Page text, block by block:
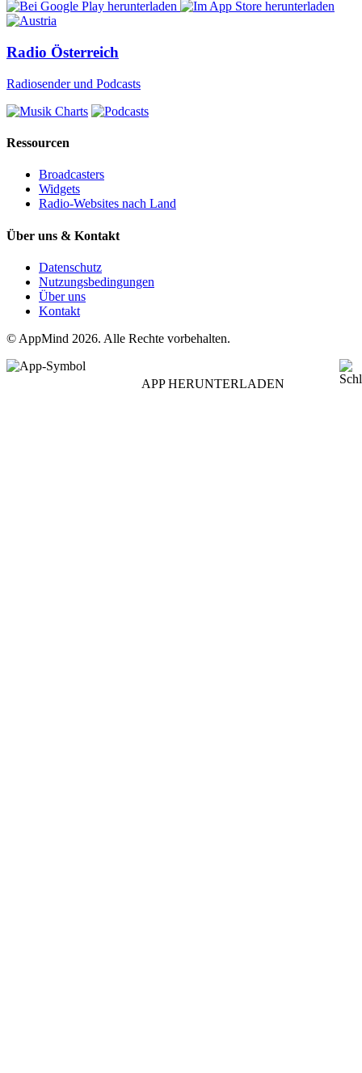
Radio Österreich
Radiosender und Podcasts
Ressourcen
Broadcasters
Widgets
Radio-Websites nach Land
Über uns & Kontakt
Datenschutz
Nutzungsbedingungen
Über uns
Kontakt
© AppMind 2026. Alle Rechte vorbehalten.
APP HERUNTERLADEN